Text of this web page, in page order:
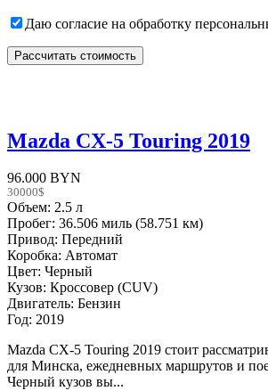
Даю согласие на обработку
Mazda CX-5 Touring 2019
96.000 BYN
30000$
Объем: 2.5 л
Пробег: 36.506 миль (58.751 км)
Привод: Передний
Коробка: Автомат
Цвет: Черный
Кузов: Кроссовер (CUV)
Двигатель: Бензин
Год: 2019
Mazda CX-5 Touring 2019 стоит
для Минска, ежедневных маршрутов и
Черный кузов вы...